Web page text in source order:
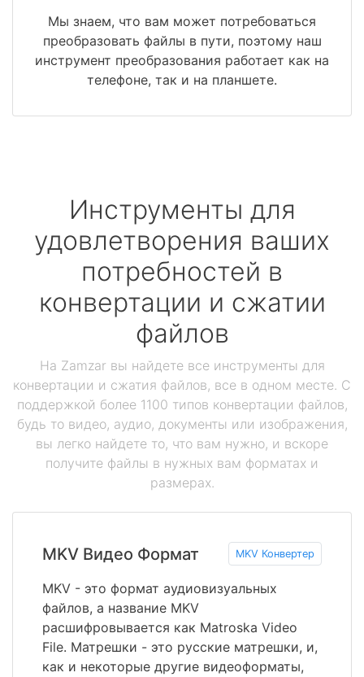
Мы знаем, что вам может потребоваться
преобразовать файлы в пути, поэтому наш
инструмент преобразования работает как на
телефоне, так и на планшете.
Инструменты для
удовлетворения ваших
потребностей в
конвертации и сжатии
файлов
На Zamzar вы найдете все инструменты для
конвертации и сжатия файлов, все в одном месте. С
поддержкой более 1100 типов конвертации файлов,
будь то видео, аудио, документы или изображения,
вы легко найдете то, что вам нужно, и вскоре
получите файлы в нужных вам форматах и
размерах.
MKV Видео Формат MKV Конвертер
MKV - это формат аудиовизуальных
файлов, а название MKV
расшифровывается как Matroska Video
File. Матрешки - это русские матрешки, и,
как и некоторые другие видеоформаты,